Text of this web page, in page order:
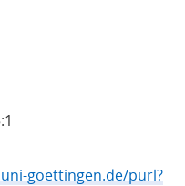
goettingen.de/purl?